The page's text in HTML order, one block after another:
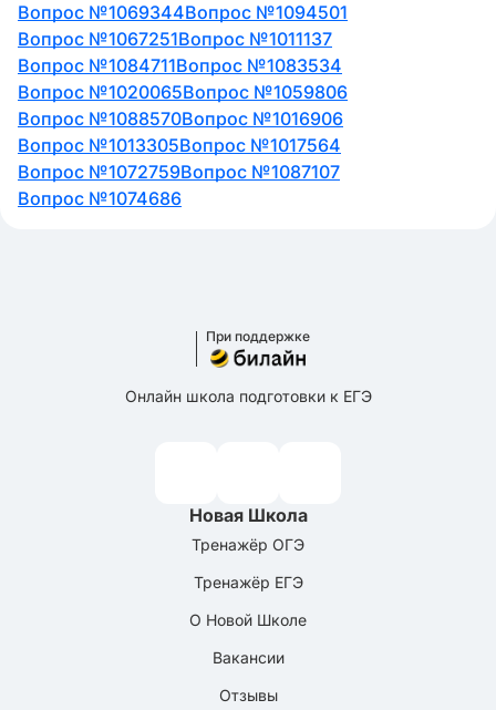
Вопрос №1069344Вопрос №1094501
Вопрос №1067251Вопрос №1011137
Вопрос №1084711Вопрос №1083534
Вопрос №1020065Вопрос №1059806
Вопрос №1088570Вопрос №1016906
Вопрос №1013305Вопрос №1017564
Вопрос №1072759Вопрос №1087107
Вопрос №1074686
При поддержке
Онлайн школа подготовки к ЕГЭ
Новая Школа
Тренажёр ОГЭ
Тренажёр ЕГЭ
О Новой Школе
Вакансии
Отзывы